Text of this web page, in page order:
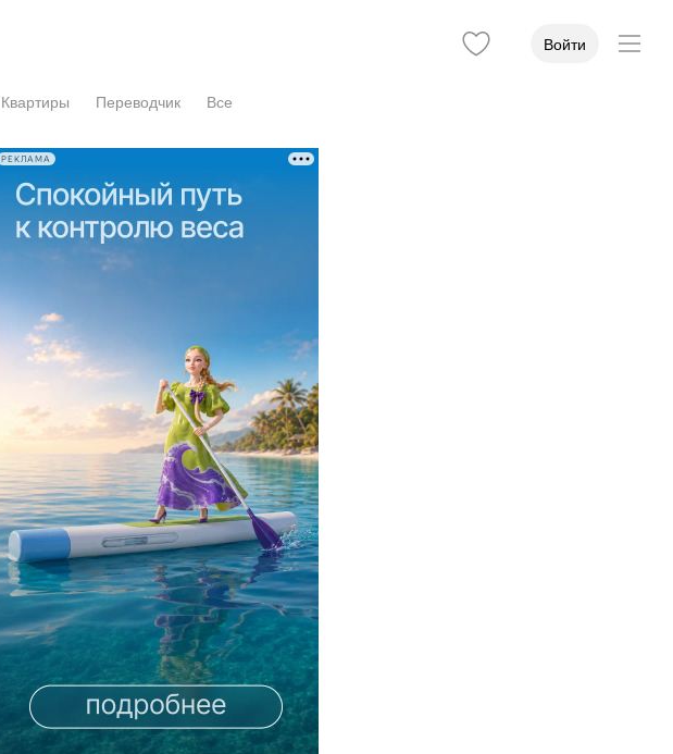
Войти
Квартиры Переводчик Все
РЕКЛАМА